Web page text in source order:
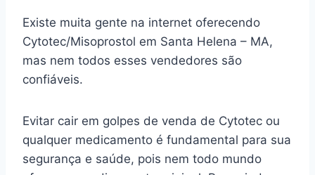
Existe muita gente na internet oferecendo
Cytotec/Misoprostol em Santa Helena – MA,
mas nem todos esses vendedores são
confiáveis.
Evitar cair em golpes de venda de Cytotec ou
qualquer medicamento é fundamental para sua
segurança e saúde, pois nem todo mundo